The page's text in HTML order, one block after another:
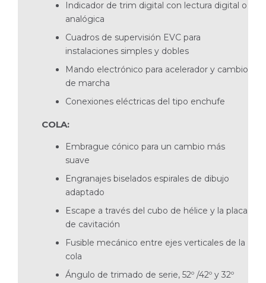
Indicador de trim digital con lectura digital o
analógica
Cuadros de supervisión EVC para
instalaciones simples y dobles
Mando electrónico para acelerador y cambio
de marcha
Conexiones eléctricas del tipo enchufe
COLA:
Embrague cónico para un cambio más
suave
Engranajes biselados espirales de dibujo
adaptado
Escape a través del cubo de hélice y la placa
de cavitación
Fusible mecánico entre ejes verticales de la
cola
Ángulo de trimado de serie, 52º /42º y 32º